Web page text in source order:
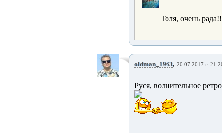
Толя, очень
oldman_1963, 20.07.2017 г.
Руся, волнительное